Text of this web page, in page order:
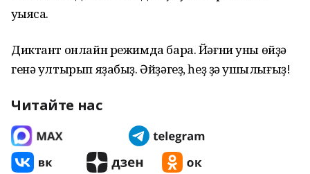
уҡыясаҡ.
Диктант онлайн режимда бара. Йәғни уны өйҙә
генә ултырып яҙабыҙ. Әйҙәгеҙ, һеҙ ҙә ҡушылығыҙ!
Читайте нас